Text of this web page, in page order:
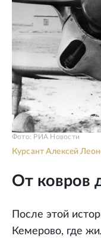
Курсант Алексей
Фото: РИА Новости
От ковров
После этой
Кемерово, где